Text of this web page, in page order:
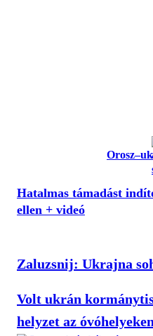
Hatalmas támadást
ellen + videó
Zaluzsnij: Ukrajna
Volt ukrán
helyzet az óvóhelyeken